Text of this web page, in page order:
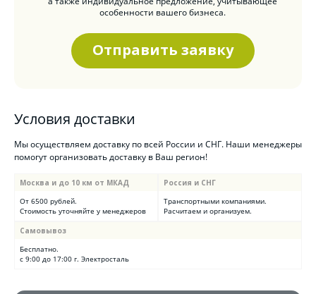
особенности вашего бизнеса.
Отправить заявку
Условия доставки
Мы осуществляем доставку по всей России и СНГ. Наши менеджеры
помогут организовать доставку в Ваш регион!
Москва и до 10 км от МКАД
От 6500 рублей.
Стоимость уточняйте у менеджеров
Россия и СНГ
Транспортными компаниями.
Расчитаем и организуем.
Самовывоз
Бесплатно.
с 9:00 до 17:00 г. Электросталь